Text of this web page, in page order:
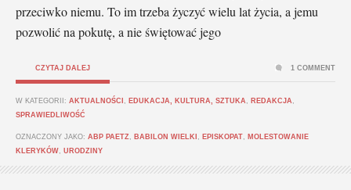
przeciwko niemu. To im trzeba życzyć wielu lat życia, a jemu
pozwolić na pokutę, a nie świętować jego
CZYTAJ DALEJ
W KATEGORII: AKTUALNOŚCI EDUKACJA, KULTURA, SZTUKA REDAKCJA
SPRAWIEDLIWOŚĆ
OZNACZONY JAKO: ABP PAETZ BABILON WIELKI EPISKOPAT
MOLESTOWANIE
KLERYKÓW URODZINY
1 COMMENT